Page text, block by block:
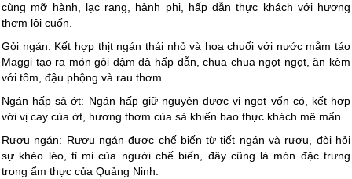
cùng mỡ hành, lạc rang, hành phi, hấp dẫn thực khách với hương
thơm lôi cuốn.
Gỏi ngán: Kết hợp thịt ngán thái nhỏ và hoa chuối với nước mắm táo
Maggi tạo ra món gỏi đậm đà hấp dẫn, chua chua ngọt ngọt, ăn kèm
với tôm, đậu phộng và rau thơm.
Ngán hấp sả ớt: Ngán hấp giữ nguyên được vị ngọt vốn có, kết hợp
với vị cay của ớt, hương thơm của sả khiến bao thực khách mê mẩn.
Rượu ngán: Rượu ngán được chế biến từ tiết ngán và rượu, đòi hỏi
sự khéo léo, tỉ mỉ của người chế biến, đây cũng là món đặc trưng
trong ẩm thực của Quảng Ninh.